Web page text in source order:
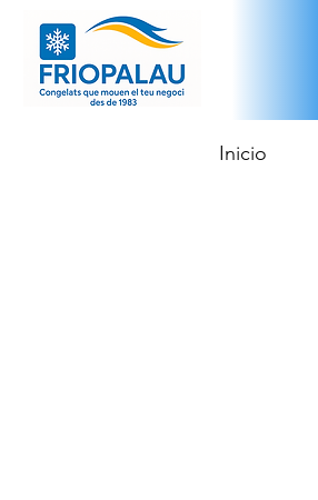
Inicio